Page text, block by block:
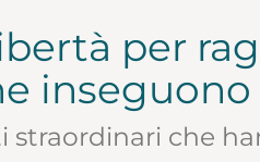
per
straordinari che